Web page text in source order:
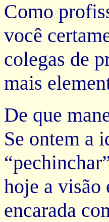
Como
você
colegas de
mais
De que
Se ontem a
hoje a visão
encarada